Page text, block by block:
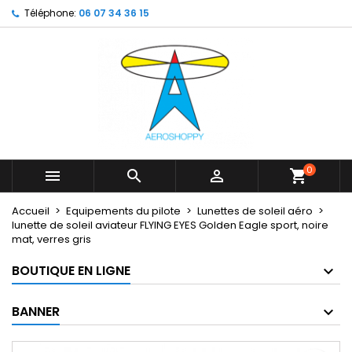
Téléphone: 06 07 34 36 15
   shopping_cart0
Accueil Equipements du pilote
Lunettes de soleil aéro
lunette de soleil aviateur FLYING EYES Golden Eagle sport, noire
mat, verres gris
BOUTIQUE EN LIGNE
BANNER
My wishlists ×
Create new list
Créer une liste d'envies ×
Nom de la liste d'envies
Connexion ×
Vous devez être connecté pour ajouter des produits
Annuler